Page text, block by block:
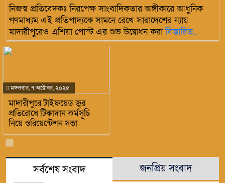
নিজস্ব প্রতিবেদকঃ নিরপেক্ষ সাংবাদিকতার অঙ্গীকারে আধুনিক
গণমাধ্যম এই প্রতিপাদ্যকে সামনে রেখে সারাদেশের ন্যায়
মাদারীপুরেও এশিয়া পোস্ট এর শুভ উদ্বোধন করাবিস্তারিত..
মঙ্গলবার, ৭ অক্টোবর, ২০২৫
মাদারীপুরে টাইফয়েড জ্বর
প্রতিরোধে টিকাদান কর্মসূচি
নিয়ে ওরিয়েন্টেশন সভা
সর্বশেষ সংবাদ জনপ্রিয় সংবাদ